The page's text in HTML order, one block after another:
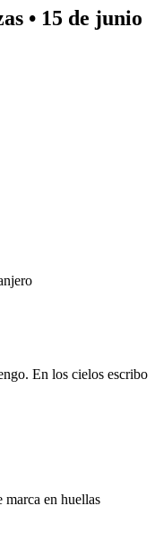
• 15 de junio
En los cielos escribo
marca en huellas